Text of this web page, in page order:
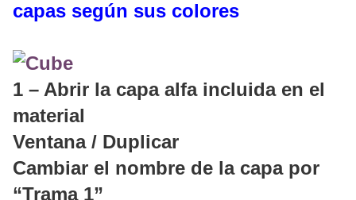
capas según sus colores
1 – Abrir la capa alfa incluida en el
material
Ventana / Duplicar
Cambiar el nombre de la capa por
“Trama 1”